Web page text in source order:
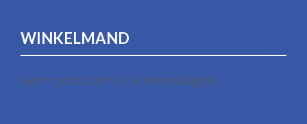
WINKELMAND
Geen producten in je winkelwagen.